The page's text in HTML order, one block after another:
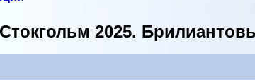
2025.